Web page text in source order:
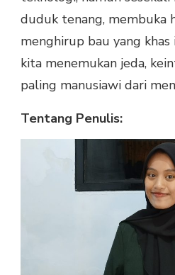
duduk tenang, membuka
menghirup bau yang
kita menemukan jeda,
paling manusiawi dari
Tentang Penulis: